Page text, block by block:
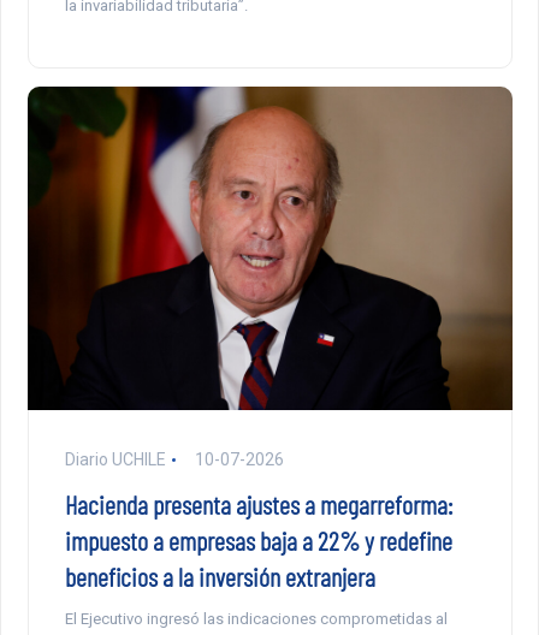
la invariabilidad tributaria”.
Diario UCHILE 10-07-2026
Hacienda presenta ajustes a megarreforma:
impuesto a empresas baja a 22% y redefine
beneficios a la inversión extranjera
El Ejecutivo ingresó las indicaciones comprometidas al